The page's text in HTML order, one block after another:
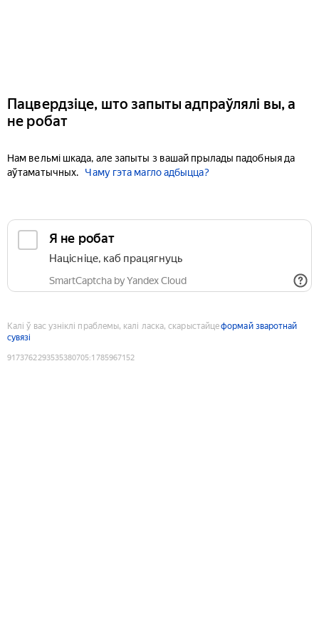
Пацвердзіце, што запыты адпраўлялі вы, а
не робат
Нам вельмі шкада, але запыты з вашай прылады падобныя да
аўтаматычных.
Чаму гэта магло адбыцца?
Я не робат
Націсніце, каб працягнуць
SmartCaptcha by Yandex Cloud
Калі ў вас узніклі праблемы, калі ласка, скарыстайцеформай зваротнай
сувязі
9173762293535380705:1785967152